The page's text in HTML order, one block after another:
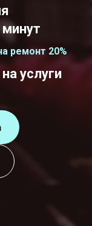
ремонт 20%
услуги